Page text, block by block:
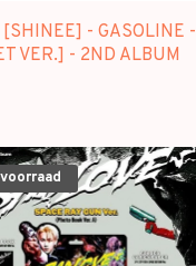
- GASOLINE -
VER.] - 2ND ALBUM